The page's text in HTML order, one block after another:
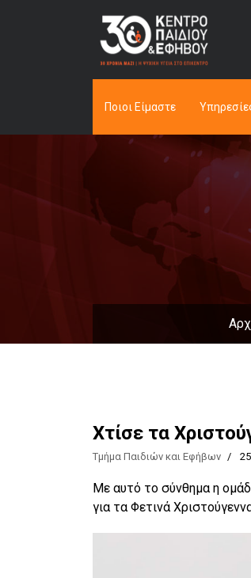
Ποιοι Είμαστε
Χτίσε τα
Τμήμα Παιδιών και Εφήβων
Με αυτό το σύνθημα η
για τα Φετινά